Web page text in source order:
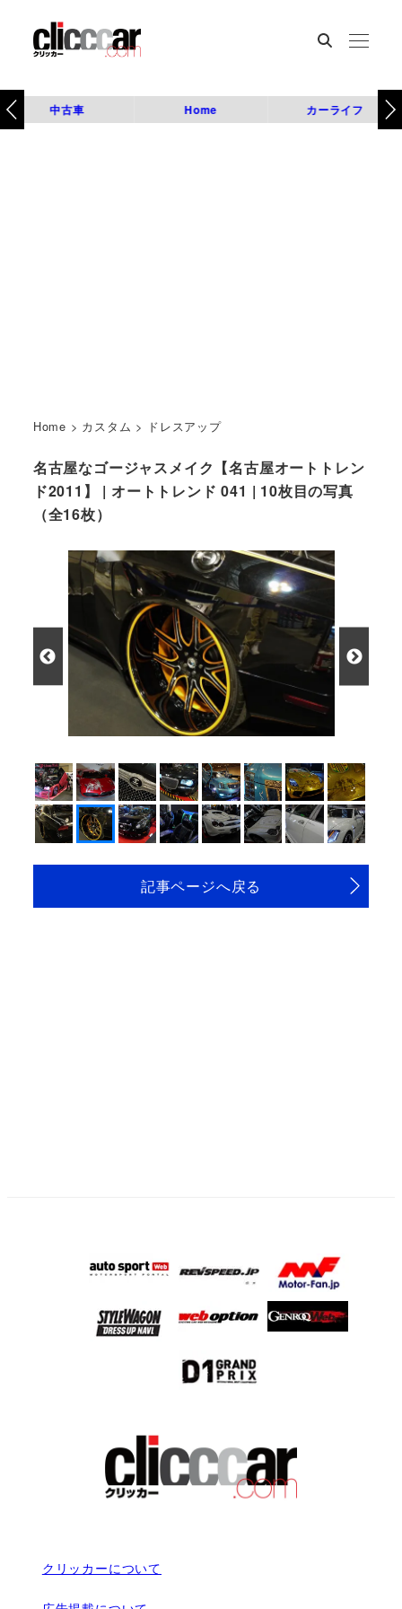
中古車 Home カーライフ
Home > カスタム > ドレスアップ
名古屋なゴージャスメイク【名古屋オートトレン
ド2011】 | オートトレンド 041 | 10枚目の写真
（全16枚）
記事ページへ戻る
クリッカーについて